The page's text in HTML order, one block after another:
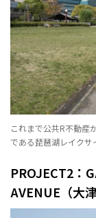
これまで公共R不動産
である琵琶湖レイクサ
PROJECT2：
AVENUE（大